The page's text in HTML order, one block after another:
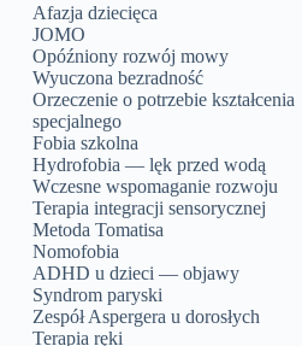
Afazja dziecięca
JOMO
Opóźniony rozwój mowy
Wyuczona bezradność
Orzeczenie o potrzebie kształcenia
specjalnego
Fobia szkolna
Hydrofobia — lęk przed wodą
Wczesne wspomaganie rozwoju
Terapia integracji sensorycznej
Metoda Tomatisa
Nomofobia
ADHD u dzieci — objawy
Syndrom paryski
Zespół Aspergera u dorosłych
Terapia ręki